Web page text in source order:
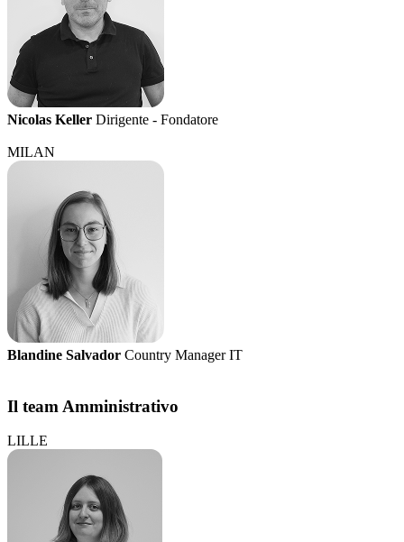
Nicolas Keller Dirigente - Fondatore
MILAN
Blandine Salvador Country Manager IT
Il team Amministrativo
LILLE